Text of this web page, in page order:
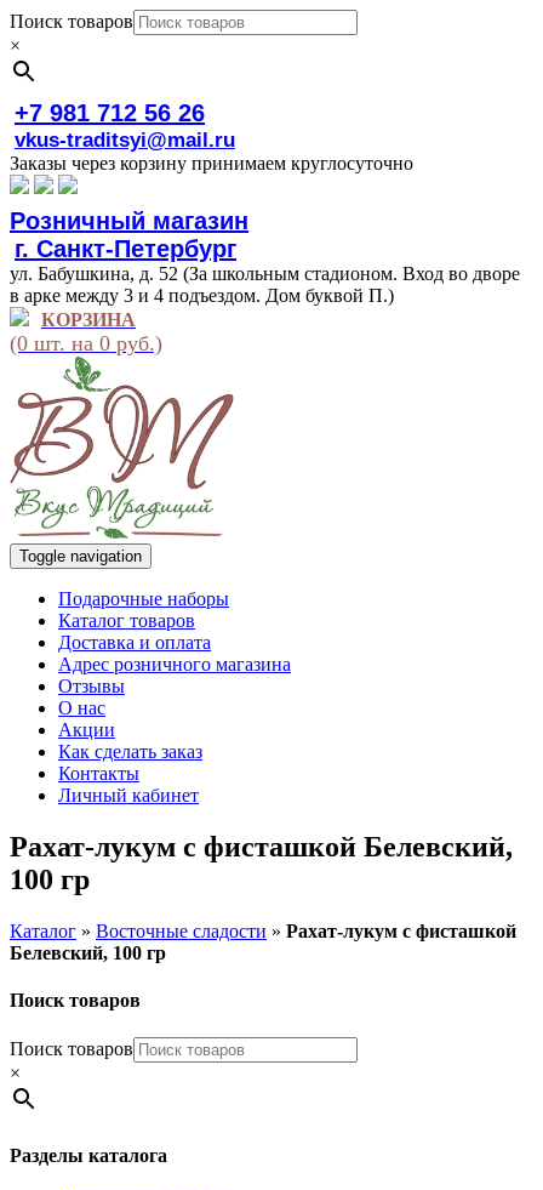
Поиск товаров
×
+7 981 712 56 26
vkus-traditsyi@mail.ru
Заказы через корзину принимаем круглосуточно
Розничный магазин
г. Санкт-Петербург
ул. Бабушкина, д. 52 (За школьным стадионом. Вход во дворе
в арке между 3 и 4 подъездом. Дом буквой П.)
КОРЗИНА
(0 шт. на 0 руб.)
Toggle navigation
Подарочные наборы
Каталог товаров
Доставка и оплата
Адрес розничного магазина
Отзывы
О нас
Акции
Как сделать заказ
Контакты
Личный кабинет
Рахат-лукум с фисташкой Белевский,
100 гр
Каталог » Восточные сладости » Рахат-лукум с фисташкой
Белевский, 100 гр
Поиск товаров
Поиск товаров
×
Разделы каталога